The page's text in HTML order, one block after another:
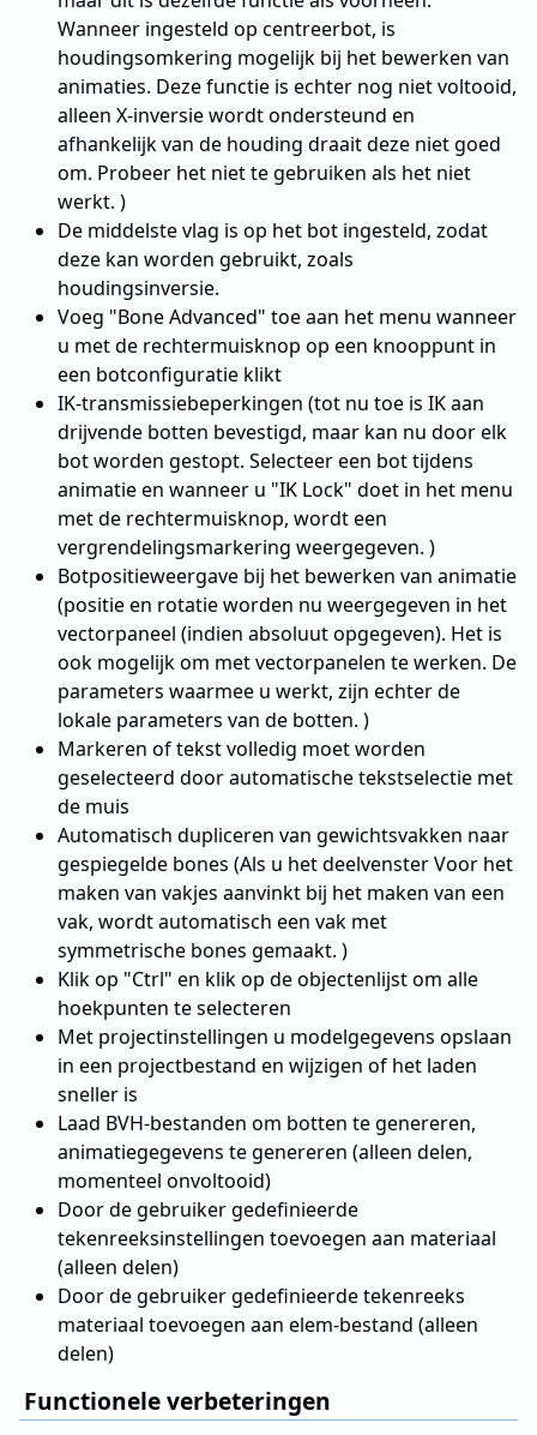
Wanneer ingesteld op centreerbot, is
houdingsomkering mogelijk bij het bewerken van
animaties. Deze functie is echter nog niet voltooid,
alleen X-inversie wordt ondersteund en
afhankelijk van de houding draait deze niet goed
om. Probeer het niet te gebruiken als het niet
werkt. )
De middelste vlag is op het bot ingesteld, zodat
deze kan worden gebruikt, zoals
houdingsinversie.
Voeg "Bone Advanced" toe aan het menu wanneer
u met de rechtermuisknop op een knooppunt in
een botconfiguratie klikt
IK-transmissiebeperkingen (tot nu toe is IK aan
drijvende botten bevestigd, maar kan nu door elk
bot worden gestopt. Selecteer een bot tijdens
animatie en wanneer u "IK Lock" doet in het menu
met de rechtermuisknop, wordt een
vergrendelingsmarkering weergegeven. )
Botpositieweergave bij het bewerken van animatie
(positie en rotatie worden nu weergegeven in het
vectorpaneel (indien absoluut opgegeven). Het is
ook mogelijk om met vectorpanelen te werken. De
parameters waarmee u werkt, zijn echter de
lokale parameters van de botten. )
Markeren of tekst volledig moet worden
geselecteerd door automatische tekstselectie met
de muis
Automatisch dupliceren van gewichtsvakken naar
gespiegelde bones (Als u het deelvenster Voor het
maken van vakjes aanvinkt bij het maken van een
vak, wordt automatisch een vak met
symmetrische bones gemaakt. )
Klik op "Ctrl" en klik op de objectenlijst om alle
hoekpunten te selecteren
Met projectinstellingen u modelgegevens opslaan
in een projectbestand en wijzigen of het laden
sneller is
Laad BVH-bestanden om botten te genereren,
animatiegegevens te genereren (alleen delen,
momenteel onvoltooid)
Door de gebruiker gedefinieerde
tekenreeksinstellingen toevoegen aan materiaal
(alleen delen)
Door de gebruiker gedefinieerde tekenreeks
materiaal toevoegen aan elem-bestand (alleen
delen)
Functionele verbeteringen